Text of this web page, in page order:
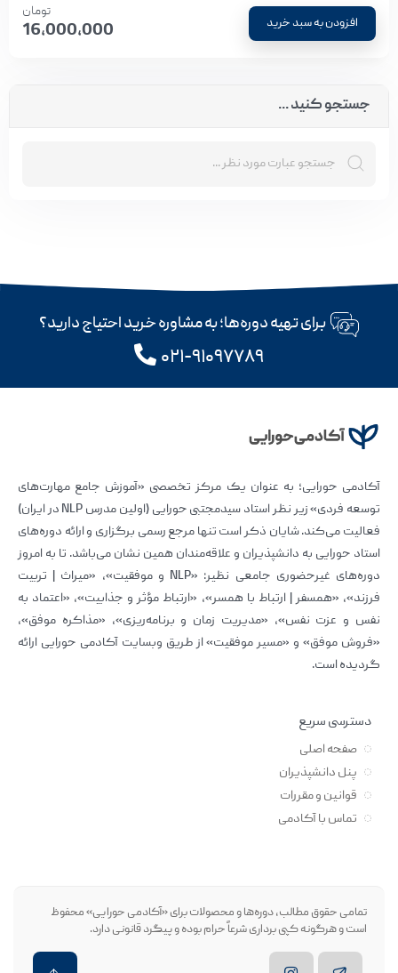
افزودن به سبد خرید
تومان
16,000,000
جستجو کنید ...
برای تهیه دوره‌ها؛ به مشاوره خرید احتیاج دارید؟
۰۲۱-۹۱۰۹۷۷۸۹
آکادمی حورایی؛ به عنوان یک مرکز تخصصی «آموزش جامع مهارت‌های
توسعه فردی» زیر نظر استاد سیدمجتبی حورایی (اولین مدرس NLP در ایران)
فعالیت می‌کند. شایان ذکر است تنها مرجع رسمی برگزاری و ارائه دوره‌های
استاد حورایی به دانشپذیران و علاقه‌مندان همین نشان می‌باشد. تا به امروز
دوره‌های غیرحضوری جامعی نظیر: «NLP و موفقیت»، «میراث | تربیت
فرزند»، «همسفر | ارتباط با همسر»، «ارتباط مؤثر و جذابیت»، «اعتماد به
نفس و عزت نفس»، «مدیریت زمان و برنامه‌ریزی»، «مذاکره موفق»،
«فروش موفق» و «مسیر موفقیت» از طریق وبسایت آکادمی حورایی ارائه
گردیده است.
دسترسی سریع
صفحه اصلی
پنل دانشپذیران
قوانین و مقررات
تماس با آکادمی
تمامی حقوق مطالب، دوره‌ها و محصولات برای «آکادمی حورایی» محفوظ
است و هرگونه کپی برداری شرعاً حرام بوده و پیگرد قانونی دارد.